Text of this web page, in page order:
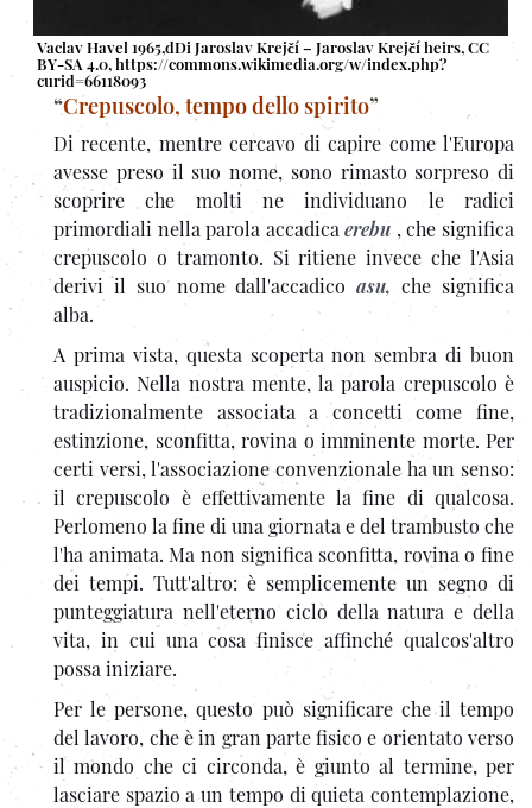
Vaclav Havel 1965,dDi Jaroslav Krejčí – Jaroslav Krejčí heirs, CC
BY-SA 4.0,https://commons.wikimedia.org/w/index.php?
curid=66118093
“Crepuscolo, tempo dello spirito”
Di recente, mentre cercavo di capire come l'Europa
avesse preso il suo nome, sono rimasto sorpreso di
scoprire che molti ne individuano le radici
primordiali nella parola accadicaerebu , che significa
crepuscolo o tramonto. Si ritiene invece che l'Asia
derivi il suo nome dall'accadicoasu, che significa
alba.
A prima vista, questa scoperta non sembra di buon
auspicio. Nella nostra mente, la parola crepuscolo è
tradizionalmente associata a concetti come fine,
estinzione, sconfitta, rovina o imminente morte. Per
certi versi, l'associazione convenzionale ha un senso:
il crepuscolo è effettivamente la fine di qualcosa.
Perlomeno la fine di una giornata e del trambusto che
l'ha animata. Ma non significa sconfitta, rovina o fine
dei tempi. Tutt'altro: è semplicemente un segno di
punteggiatura nell'eterno ciclo della natura e della
vita, in cui una cosa finisce affinché qualcos'altro
possa iniziare.
Per le persone, questo può significare che il tempo
del lavoro, che è in gran parte fisico e orientato verso
il mondo che ci circonda, è giunto al termine, per
lasciare spazio a un tempo di quieta contemplazione,